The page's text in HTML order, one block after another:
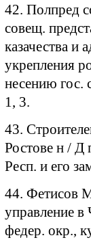
42. Полпред
совещ.
казачества
укрепления
несению гос.
1, 3.
43.
Ростове н / Д
Респ. и его
44. Фетисов
управление
федер. окр.,